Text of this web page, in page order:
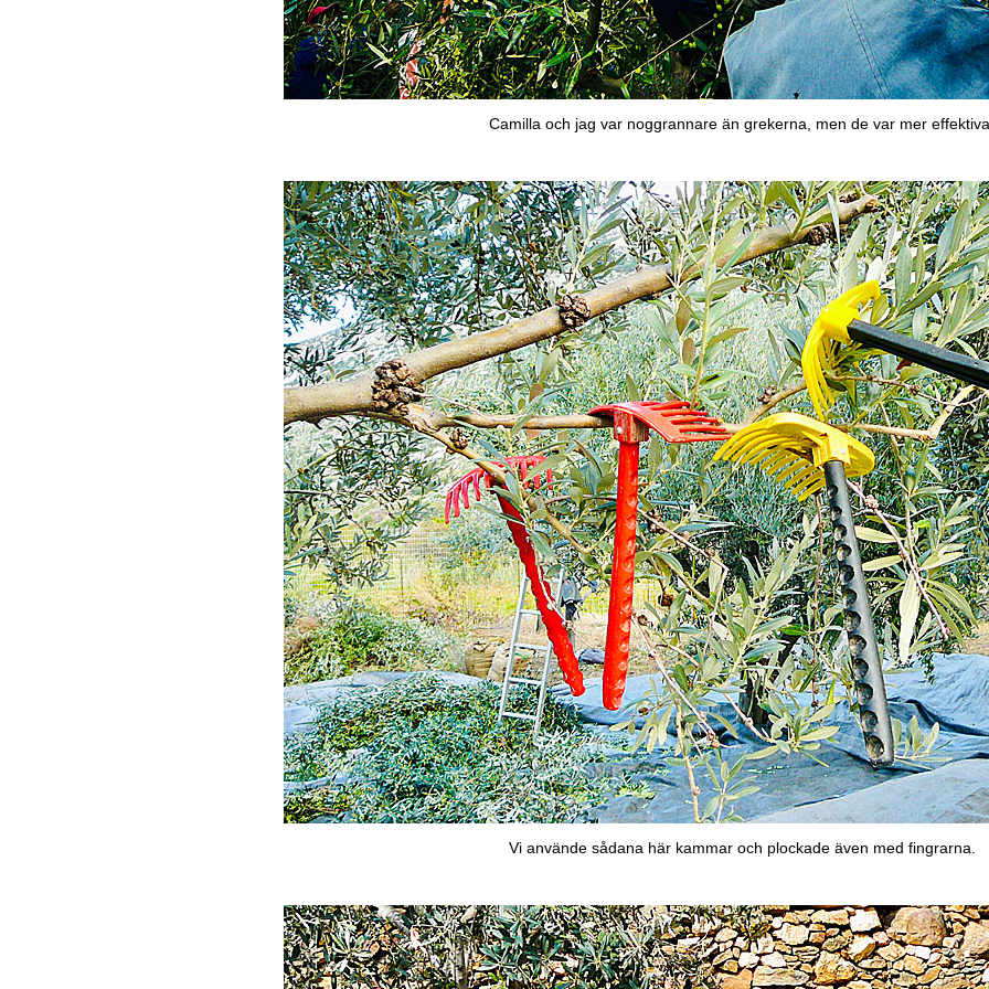
Camilla och jag var noggrannare än grekerna, men de var mer
Vi använde sådana här kammar och plockade även med fingrarna.